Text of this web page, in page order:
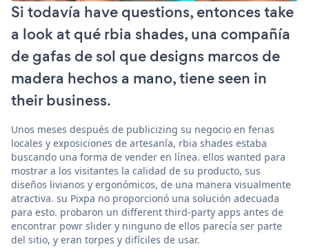
Si todavía have questions, entonces take
a look at qué rbia shades, una compañía
de gafas de sol que designs marcos de
madera hechos a mano, tiene seen in
their business.
Unos meses después de publicizing su negocio en ferias
locales y exposiciones de artesanía, rbia shades estaba
buscando una forma de vender en línea. ellos wanted para
mostrar a los visitantes la calidad de su producto, sus
diseños livianos y ergonómicos, de una manera visualmente
atractiva. su Pixpa no proporcionó una solución adecuada
para esto. probaron un different third-party apps antes de
encontrar powr slider y ninguno de ellos parecía ser parte
del sitio, y eran torpes y difíciles de usar.